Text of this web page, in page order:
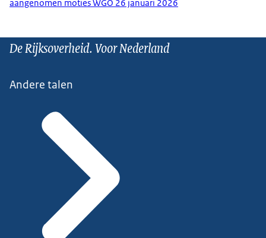
aangenomen moties WGO 26 januari 2026
De Rijksoverheid. Voor Nederland
Andere talen